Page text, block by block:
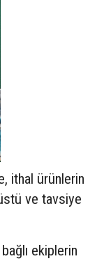
ithal ürünlerin
ve tavsiye
ekiplerin